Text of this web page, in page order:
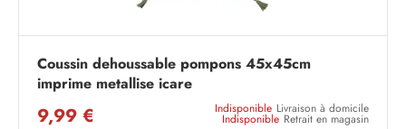
Coussin dehoussable pompons 45x45cm
imprime metallise icare
9,99 € Indisponible Livraison à domicile
Indisponible Retrait en magasin